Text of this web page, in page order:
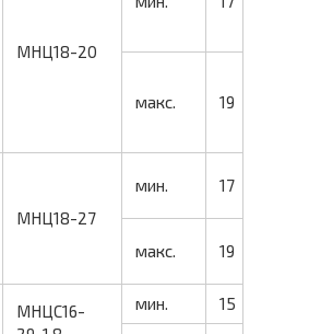
МНЦ18-20
макс. 19
МНЦ18-27
мин. 17
макс. 19
МНЦС16-
мин.
15